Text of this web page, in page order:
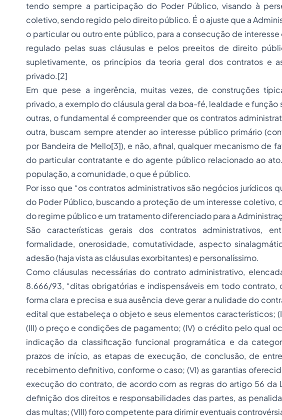
tendo sempre a participação do Poder Público, visando à
coletivo, sendo regido pelo direito público. É o ajuste que a
o particular ou outro ente público, para a consecução de
regulado pelas suas cláusulas e pelos preeitos de direito
supletivamente, os princípios da teoria geral dos contratos e
privado.[2]
Em que pese a ingerência, muitas vezes, de construções
privado, a exemplo do cláusula geral da boa-fé, lealdade e
outras, o fundamental é compreender que os contratos
outra, buscam sempre atender ao interesse público primário
por Bandeira de Mello[3]), e não, afinal, qualquer mecanismo de
do particular contratante e do agente público relacionado ao
população, a comunidade, o que é público.
Por isso que “os contratos administrativos são negócios jurídicos
do Poder Público, buscando a proteção de um interesse coletivo,
do regime público e um tratamento diferenciado para a
São características gerais dos contratos administrativos,
formalidade, onerosidade, comutatividade, aspecto
adesão (haja vista as cláusulas exorbitantes) e personalíssimo.
Como cláusulas necessárias do contrato administrativo,
8.666/93, “ditas obrigatórias e indispensáveis em todo contrato,
forma clara e precisa e sua ausência deve gerar a nulidade do
edital que estabeleça o objeto e seus elementos característicos;
(III) o preço e condições de pagamento; (IV) o crédito pelo qual
indicação da classificação funcional programática e da
prazos de início, as etapas de execução, de conclusão, de
recebimento definitivo, conforme o caso; (VI) as garantias
execução do contrato, de acordo com as regras do artigo 56 da
definição dos direitos e responsabilidades das partes, as
das multas; (VIII) foro competente para dirimir eventuais